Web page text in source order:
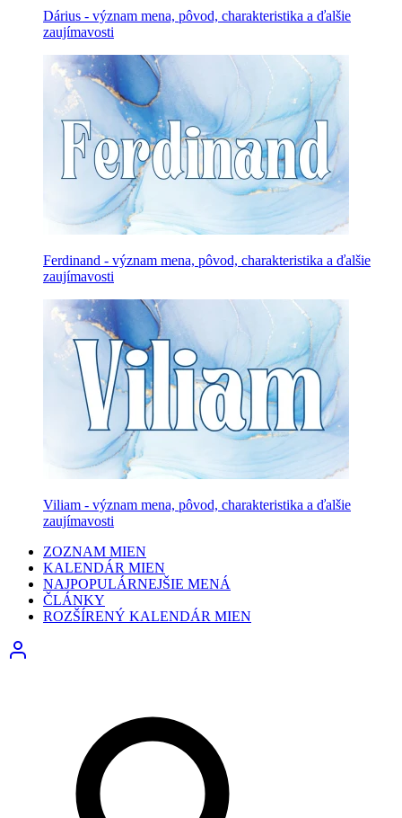
Dárius - význam mena, pôvod, charakteristika a ďalšie
zaujímavosti
Ferdinand - význam mena, pôvod, charakteristika a ďalšie
zaujímavosti
Viliam - význam mena, pôvod, charakteristika a ďalšie
zaujímavosti
ZOZNAM MIEN
KALENDÁR MIEN
NAJPOPULÁRNEJŠIE MENÁ
ČLÁNKY
ROZŠÍRENÝ KALENDÁR MIEN